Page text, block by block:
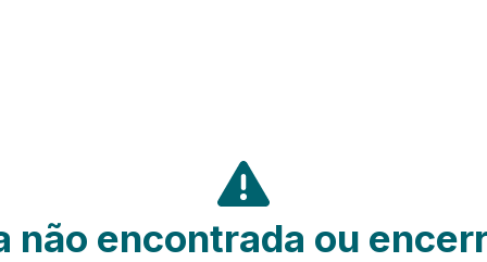
não encontrada ou